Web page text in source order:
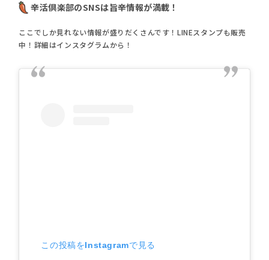
辛活倶楽部のSNSは旨辛情報が満載！
ここでしか見れない情報が盛りだくさんです！LINEスタンプも販売
中！詳細はインスタグラムから！
この投稿をInstagramで見る